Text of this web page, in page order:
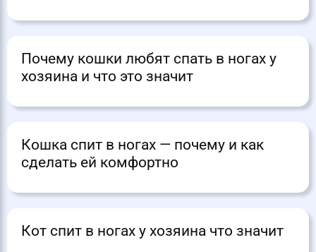
Почему кошки любят спать в ногах у
хозяина и что это значит
Кошка спит в ногах — почему и как
сделать ей комфортно
Кот спит в ногах у хозяина что значит